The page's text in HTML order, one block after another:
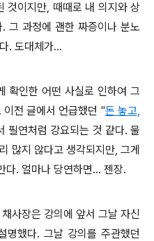
것이지만, 때때로 내 의지와 상
그 과정에 괜한 짜증이나 분노
. 도대체가...
확인한 어떤 사실로 인하여 그
이전 글에서 언급했던 "돈 놓고,
필연처럼 강요되는 것 같다. 물
많지 않다고 생각되지만, 그게
다. 얼마나 당연하면... 젠장.
사장은 강의에 앞서 그날 자신
명했다. 그날 강의를 주관했던